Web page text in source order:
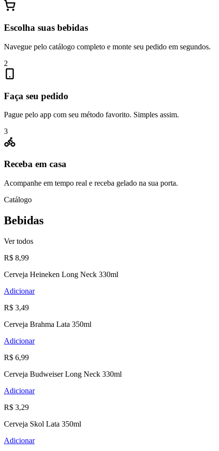
Escolha suas bebidas
Navegue pelo catálogo completo e monte seu pedido em segundos.
2
Faça seu pedido
Pague pelo app com seu método favorito. Simples assim.
3
Receba em casa
Acompanhe em tempo real e receba gelado na sua porta.
Catálogo
Bebidas
Ver todos
R$ 8,99
Cerveja Heineken Long Neck 330ml
Adicionar
R$ 3,49
Cerveja Brahma Lata 350ml
Adicionar
R$ 6,99
Cerveja Budweiser Long Neck 330ml
Adicionar
R$ 3,29
Cerveja Skol Lata 350ml
Adicionar